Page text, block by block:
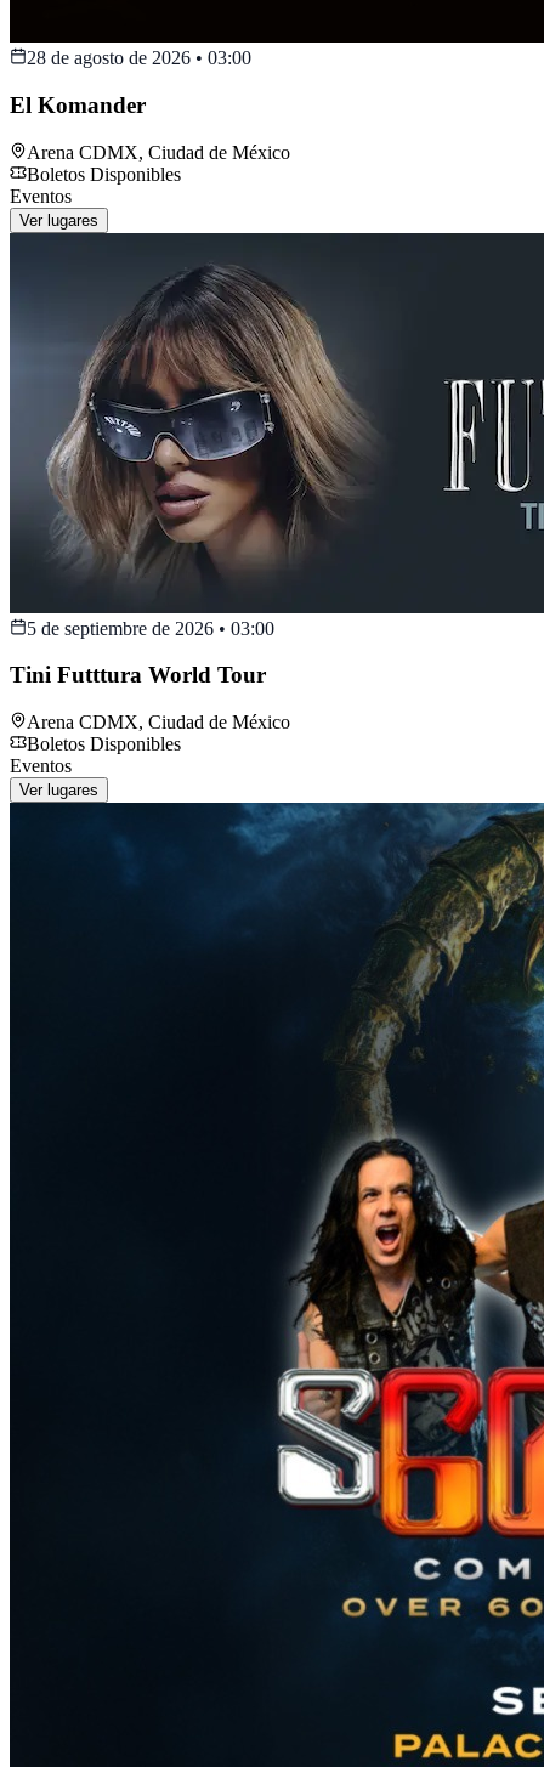
28 de agosto de 2026 • 03:00
El Komander
Arena CDMX, Ciudad de México
Boletos Disponibles
Eventos
Ver lugares
5 de septiembre de 2026 • 03:00
Tini Futttura World Tour
Arena CDMX, Ciudad de México
Boletos Disponibles
Eventos
Ver lugares